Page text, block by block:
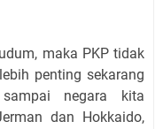
maka PKP tidak
penting sekarang
negara kita
dan Hokkaido,